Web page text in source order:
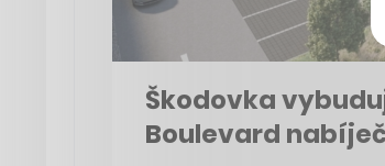
Škodovka
Boulevard